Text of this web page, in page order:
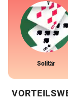
Solitär